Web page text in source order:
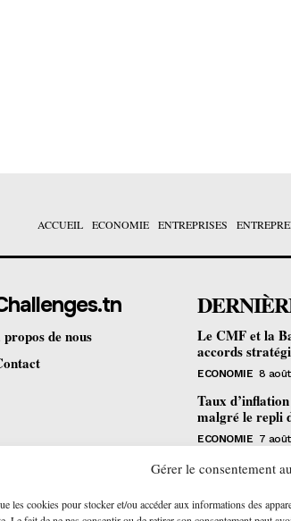
Gérer le consentement
cookies pour stocker et/ou accéder aux informations des
ACCUEIL ECONOMIE ENTREPRISES
propos de nous
Le CMF et la
accords
ECONOMIE 8
Taux
malgré le repli
ECONOMIE 7
Une formation
ENTREPRENEUR